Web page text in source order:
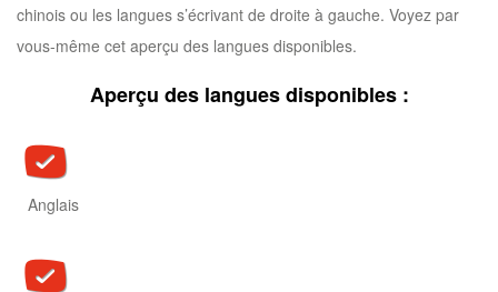
chinois ou les langues s’écrivant de droite à gauche. Voyez par
vous-même cet aperçu des langues disponibles.
Aperçu des langues disponibles :
Anglais